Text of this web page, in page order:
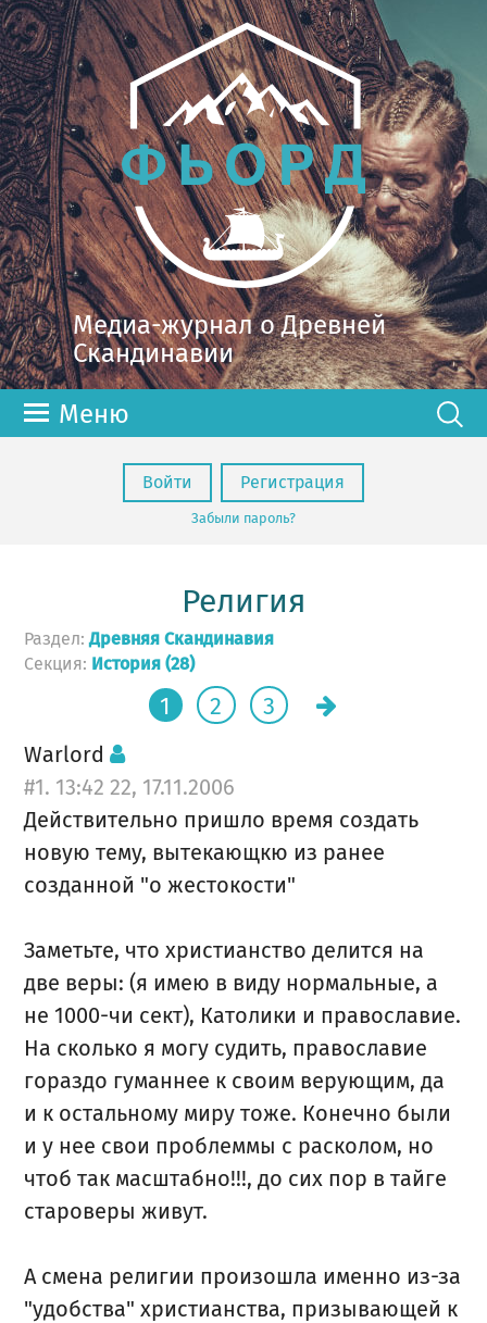
Медиа-журнал о Древней
Скандинавии
Меню
Войти Регистрация
Забыли пароль?
Религия
Раздел:Древняя Скандинавия
Секция: История (28)
1 2 3
Warlord
#1. 13:42 22, 17.11.2006
Действительно пришло время создать
новую тему, вытекающкю из ранее
созданной "о жестокости"
Заметьте, что христианство делится на
две веры: (я имею в виду нормальные, а
не 1000-чи сект), Католики и православие.
На сколько я могу судить, православие
гораздо гуманнее к своим верующим, да
и к остальному миру тоже. Конечно были
и у нее свои проблеммы с расколом, но
чтоб так масштабно!!!, до сих пор в тайге
староверы живут.
А смена религии произошла именно из-за
"удобства" христианства, призывающей к